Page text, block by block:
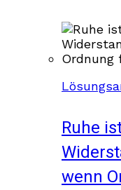
Ruhe
wenn